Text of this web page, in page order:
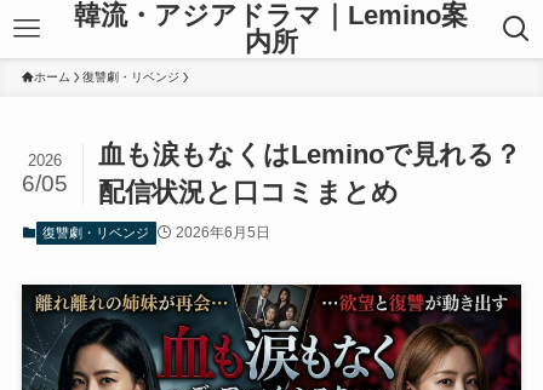
韓流・アジアドラマ｜Lemino案
内所
ホーム 復讐劇・リベンジ
血も涙もなくはLeminoで見れる？
配信状況と口コミまとめ
2026
6/05
復讐劇・リベンジ 2026年6月5日